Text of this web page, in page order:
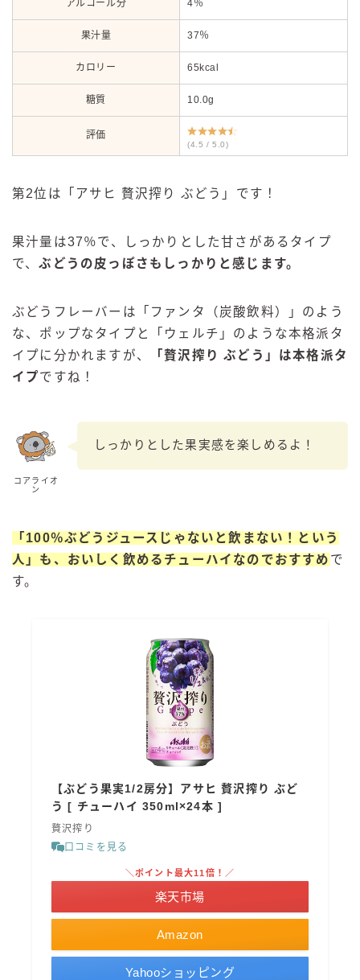
アルコール分 4％
果汁量 37％
カロリー 65kcal
糖質 10.0g
評価
(4.5 / 5.0)
第2位は「アサヒ 贅沢搾り ぶどう」です！
果汁量は37％で、しっかりとした甘さがあるタイプ
で、ぶどうの皮 っぽさもしっかりと感じます。
ぶどうフレーバーは「ファンタ（炭酸飲料）」のよう
な、ポップなタイプと「ウェルチ」のような本格派タ
イプに分かれますが、
「贅沢搾り ぶどう」は本格派タ
イプですね！
コアライオ
ン
しっかりとした果実感を楽しめるよ！
「100％ぶどうジュースじゃないと飲まない！という
人」も、おいしく飲めるチューハイなのでおすすめ で
す。
【ぶどう果実1/2房分】アサヒ 贅沢搾り ぶど
う [ チューハイ 350ml×24本 ]
贅沢搾り
口コミを見る
Amazon
＼ポイント最大11倍！／
楽天市場
Yahooショッピング